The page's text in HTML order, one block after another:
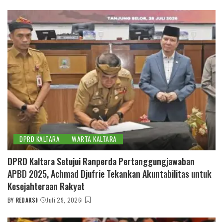
DPRD KALTARA WARTA KALTARA
DPRD Kaltara Setujui Ranperda Pertanggungjawaban
APBD 2025, Achmad Djufrie Tekankan Akuntabilitas untuk
Kesejahteraan Rakyat
POSTED
BY REDAKSI Juli 29, 2026